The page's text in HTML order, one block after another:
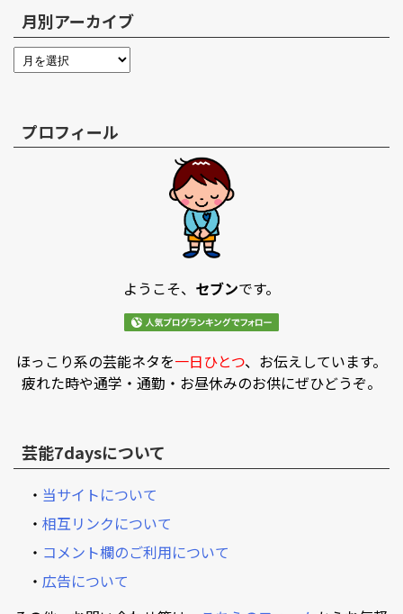
月別アーカイブ
プロフィール
ようこそ、 セブンです。
ほっこり系の芸能ネタを一日ひとつ、お伝えしています。
疲れた時や通学・通勤・お昼休みのお供にぜひどうぞ。
芸能7daysについて
・ 当サイトについて
・ 相互リンクについて
・ コメント欄のご利用について
・ 広告について